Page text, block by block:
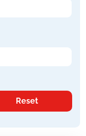
Reset